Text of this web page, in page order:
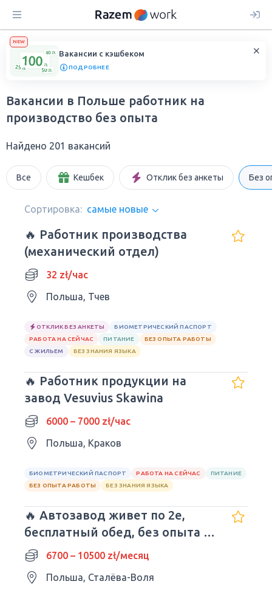
NEW
Вакансии с кэшбеком
ПОДРОБНЕЕ
Вакансии в Польше работник на
производство без опыта
Найдено 201 вакансий
Все Кешбек Отклик без анкеты Без
Сортировка: самые новые
🔥 Работник производства
(механический отдел)
32 zł/час
Польша, Тчев
ОТКЛИК БЕЗ АНКЕТЫ
БИОМЕТРИЧЕСКИЙ ПАСПОРТ
РАБОТА НА СЕЙЧАС
ПИТАНИЕ
БЕЗ ОПЫТА РАБОТЫ
С ЖИЛЬЕМ
БЕЗ ЗНАНИЯ ЯЗЫКА
🔥 Работник продукции на
завод Vesuvius Skawina
6000 – 7000 zł/час
Польша, Краков
БИОМЕТРИЧЕСКИЙ ПАСПОРТ РАБОТА НА СЕЙЧАС
ПИТАНИЕ
БЕЗ ОПЫТА РАБОТЫ
БЕЗ ЗНАНИЯ ЯЗЫКА
🔥 Автозавод живет по 2е,
бесплатный обед, без опыта и
языка.6700 – 10500 zł/месяц
Польша, Сталёва-Воля